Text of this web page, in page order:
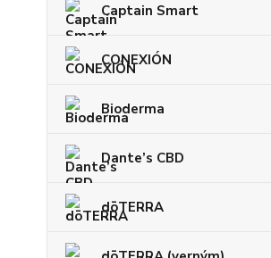
Captain Smart
CONEXIÓN
Bioderma
Dante’s CBD
dōTERRA